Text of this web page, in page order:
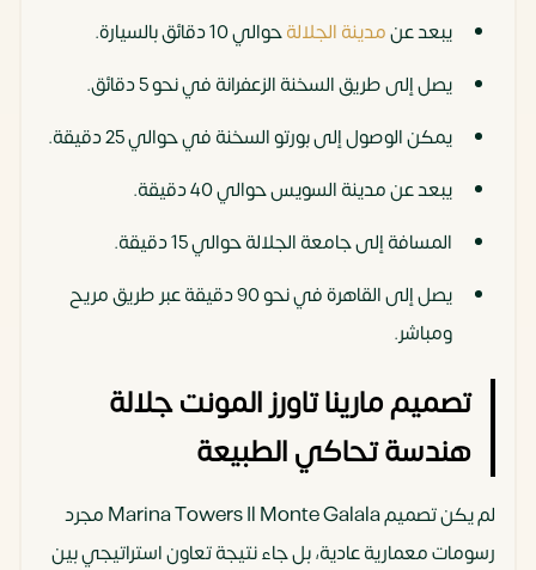
يبعد عنمدينة الجلالةحوالي 10 دقائق بالسيارة.
يصل إلى طريق السخنة الزعفرانة في نحو 5 دقائق.
يمكن الوصول إلى بورتو السخنة في حوالي 25 دقيقة.
يبعد عن مدينة السويس حوالي 40 دقيقة.
المسافة إلى جامعة الجلالة حوالي 15 دقيقة.
يصل إلى القاهرة في نحو 90 دقيقة عبر طريق مريح
ومباشر.
تصميم مارينا تاورز المونت جلالة
هندسة تحاكي الطبيعة
لم يكن تصميم Marina Towers Il Monte Galala مجرد
رسومات معمارية عادية، بل جاء نتيجة تعاون استراتيجي بين